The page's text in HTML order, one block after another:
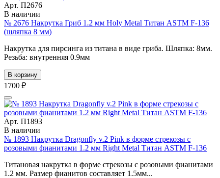
Арт. П2676
В наличии
№ 2676 Накрутка Гриб 1.2 мм Holy Metal Титан ASTM F-136
(шляпка 8 мм)
Накрутка для пирсинга из титана в виде гриба. Шляпка: 8мм.
Резьба: внутренняя 0.9мм
В корзину
1700 ₽
Арт. П1893
В наличии
№ 1893 Накрутка Dragonfly v.2 Pink в форме стрекозы с
розовыми фианитами 1.2 мм Right Metal Титан ASTM F-136
Титановая накрутка в форме стрекозы с розовыми фианитами
1.2 мм. Размер фианитов составляет 1.5мм...